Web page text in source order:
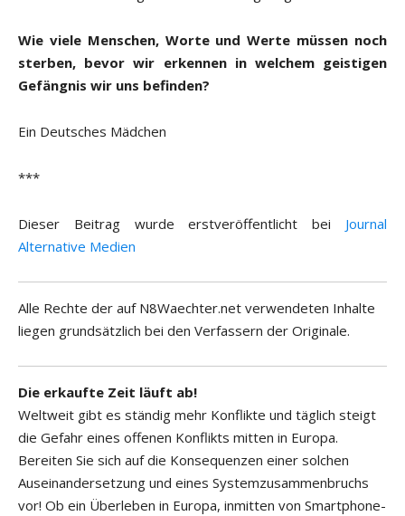
Wie viele Menschen, Worte und Werte müssen noch
sterben, bevor wir erkennen in welchem geistigen
Gefängnis wir uns befinden?
Ein Deutsches Mädchen
***
Dieser Beitrag wurde erstveröffentlicht bei Journal
Alternative Medien
Alle Rechte der auf N8Waechter.net verwendeten Inhalte
liegen grundsätzlich bei den Verfassern der Originale.
Die erkaufte Zeit läuft ab!
Weltweit gibt es ständig mehr Konflikte und täglich steigt
die Gefahr eines offenen Konflikts mitten in Europa.
Bereiten Sie sich auf die Konsequenzen einer solchen
Auseinandersetzung und eines Systemzusammenbruchs
vor! Ob ein Überleben in Europa, inmitten von Smartphone-